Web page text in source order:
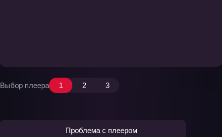
Выбор плеера 1 2 3
Проблема с плеером